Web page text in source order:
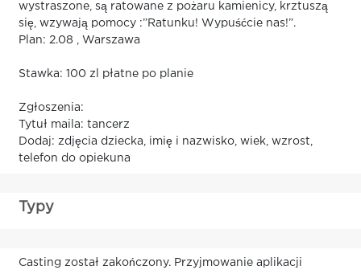
wystraszone, są ratowane z pożaru kamienicy, krztuszą
się, wzywają pomocy :”Ratunku! Wypuśćcie nas!”.
Plan: 2.08 , Warszawa
Stawka: 100 zl płatne po planie
Zgłoszenia:
Tytuł maila: tancerz
Dodaj: zdjęcia dziecka, imię i nazwisko, wiek, wzrost,
telefon do opiekuna
Typy
Casting został zakończony. Przyjmowanie aplikacji